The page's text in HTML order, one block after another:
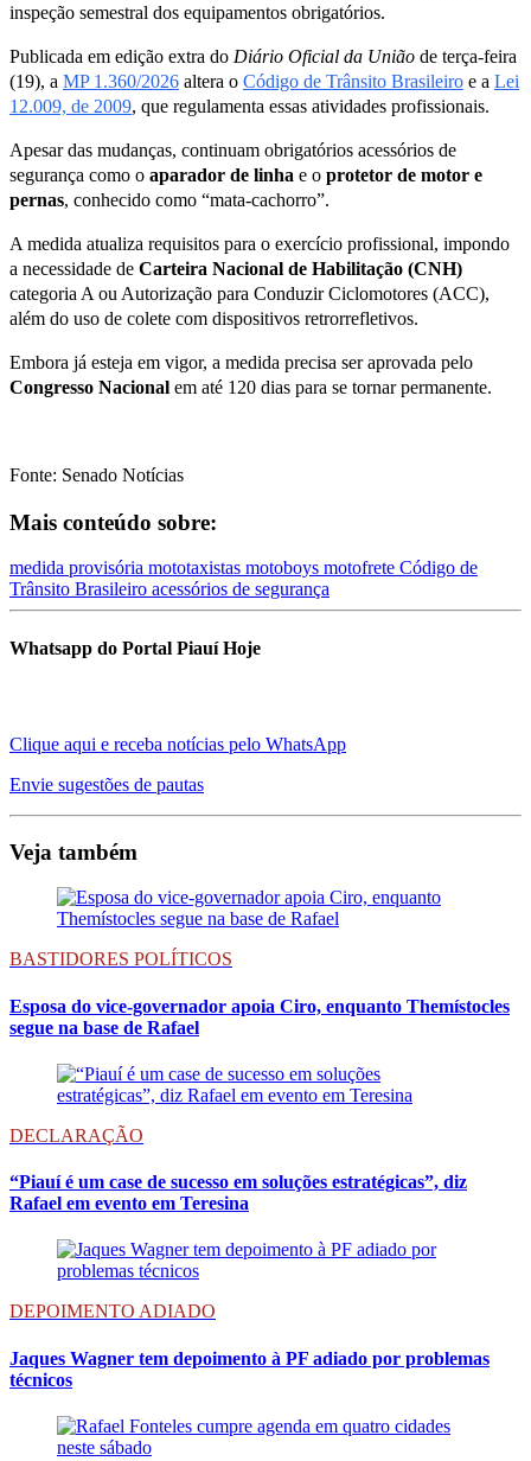
inspeção semestral dos equipamentos obrigatórios.
Publicada em edição extra do Diário Oficial da União de terça-feira
(19), a MP 1.360/2026 altera o Código de Trânsito Brasileiro e a Lei
12.009, de 2009, que regulamenta essas atividades profissionais.
Apesar das mudanças, continuam obrigatórios acessórios de
segurança como o aparador de linha e o protetor de motor e
pernas, conhecido como “mata-cachorro”.
A medida atualiza requisitos para o exercício profissional, impondo
a necessidade de Carteira Nacional de Habilitação (CNH)
categoria A ou Autorização para Conduzir Ciclomotores (ACC),
além do uso de colete com dispositivos retrorrefletivos.
Embora já esteja em vigor, a medida precisa ser aprovada pelo
Congresso Nacional em até 120 dias para se tornar permanente.
Fonte: Senado Notícias
Mais conteúdo sobre:
medida provisória mototaxistas motoboys motofrete Código de
Trânsito Brasileiro acessórios de segurança
Whatsapp do Portal Piauí Hoje
Clique aqui e receba notícias pelo WhatsApp
Envie sugestões de pautas
Veja também
BASTIDORES POLÍTICOS
Esposa do vice-governador apoia Ciro, enquanto Themístocles
segue na base de Rafael
DECLARAÇÃO
“Piauí é um case de sucesso em soluções estratégicas”, diz
Rafael em evento em Teresina
DEPOIMENTO ADIADO
Jaques Wagner tem depoimento à PF adiado por problemas
técnicos